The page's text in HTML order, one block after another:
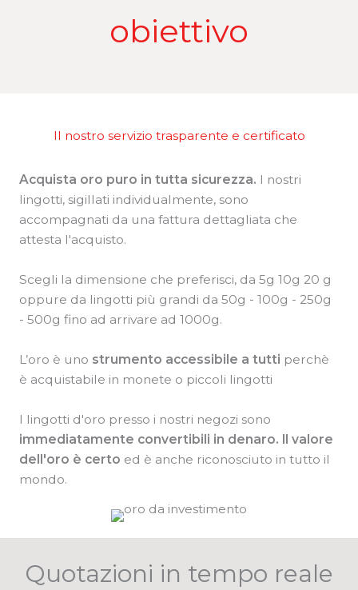
obiettivo
Il nostro servizio trasparente e certificato
Acquista oro puro in tutta sicurezza. I nostri
lingotti, sigillati individualmente, sono
accompagnati da una fattura dettagliata che
attesta l'acquisto.
Scegli la dimensione che preferisci, da 5g 10g 20 g
oppure da lingotti più grandi da 50g - 100g - 250g
- 500g fino ad arrivare ad 1000g.
L’oro è uno strumento accessibile a tutti perchè
è acquistabile in monete o piccoli lingotti
I lingotti d'oro presso i nostri negozi sono
immediatamente convertibili in denaro.
Il valore
dell'oro è certo ed è anche riconosciuto in tutto il
mondo.
Quotazioni in tempo reale